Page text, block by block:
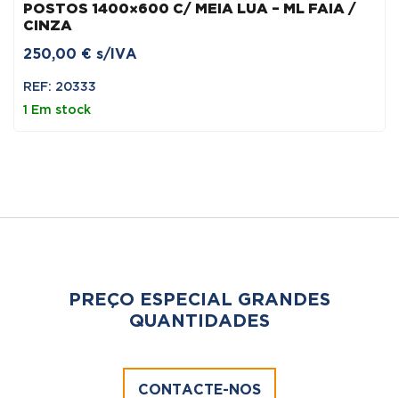
POSTOS 1400×600 C/ MEIA LUA – ML FAIA /
CINZA
250,00 € s/IVA
REF: 20333
1 Em stock
PREÇO ESPECIAL GRANDES
QUANTIDADES
CONTACTE-NOS